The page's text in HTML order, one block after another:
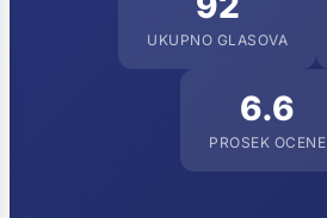
UKUPNO GLASOVA
6.6
PROSEK OCENE